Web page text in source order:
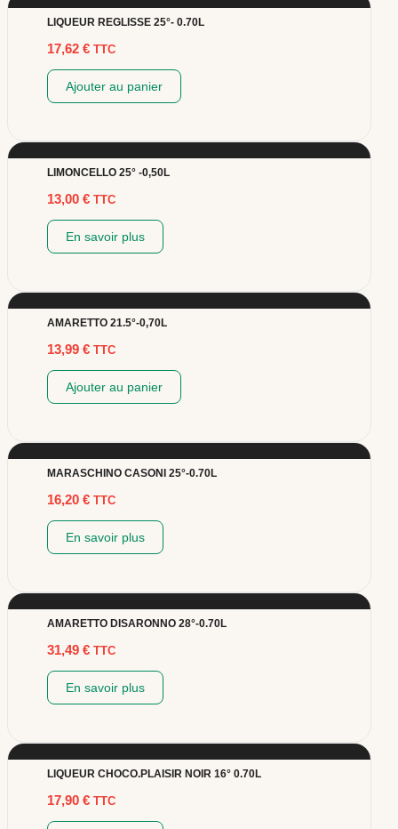
LIQUEUR REGLISSE 25°- 0.70L
17,62€ TTC
Ajouter au panier
LIMONCELLO 25° -0,50L
13,00€ TTC
En savoir plus
AMARETTO 21.5°-0,70L
13,99€ TTC
Ajouter au panier
MARASCHINO CASONI 25°-0.70L
16,20€ TTC
En savoir plus
AMARETTO DISARONNO 28°-0.70L
31,49€ TTC
En savoir plus
LIQUEUR CHOCO.PLAISIR NOIR 16° 0.70L
17,90€ TTC